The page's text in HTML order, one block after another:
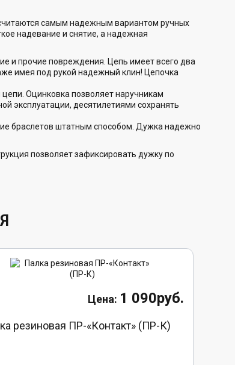
самым надежным вариантом ручных
надевание и снятие, а надежная
и прочие повреждения. Цепь имеет всего два
имея под рукой надежный клин! Цепочка
Оцинковка позволяет наручникам
эксплуатации, десятилетиями сохранять
браслетов штатным способом. Дужка надежно
позволяет зафиксировать дужку по
1 090руб.
резиновая ПР-«Контакт» (ПР-К)